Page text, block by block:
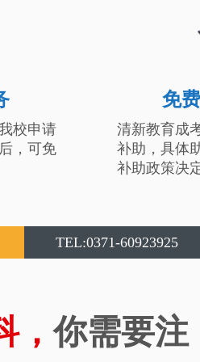
校申请
，可免
免
清新教育成
补助，具体
补助政策决
TEL:0371-60923925
，你需要注